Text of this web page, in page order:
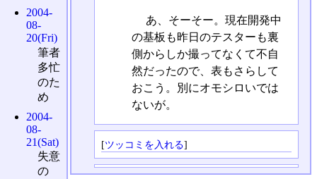
あ、そーそー。現在開発中
の基板も昨日のテスターも裏
側からしか撮ってなくて不自
然だったので、表もさらして
おこう。別にオモシロいでは
ないが。
[ツッコミを入れる]
2004-
08-
20(Fri)
筆者
多忙
のた
め
2004-
08-
21(Sat)
失意
の